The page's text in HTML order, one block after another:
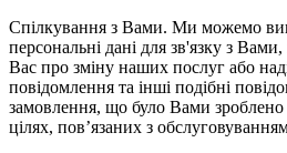
Спілкування з Вами. Ми можемо
персональні дані для зв'язку з
Вас про зміну наших послуг або
повідомлення та інші подібні
замовлення, що було Вами зроблено
цілях, пов’язаних з